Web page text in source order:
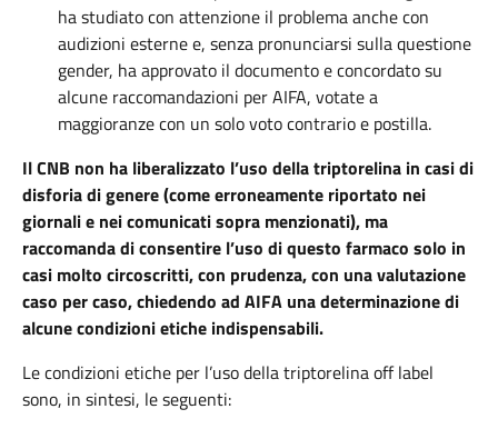
ha studiato con attenzione il problema anche con
audizioni esterne e, senza pronunciarsi sulla questione
gender, ha approvato il documento e concordato su
alcune raccomandazioni per AIFA, votate a
maggioranze con un solo voto contrario e postilla.
Il CNB non ha liberalizzato l’uso della triptorelina in casi di
disforia di genere (come erroneamente riportato nei
giornali e nei comunicati sopra menzionati), ma
raccomanda di consentire l’uso di questo farmaco solo in
casi molto circoscritti, con prudenza, con una valutazione
caso per caso, chiedendo ad AIFA una determinazione di
alcune condizioni etiche indispensabili.
Le condizioni etiche per l’uso della triptorelina off label
sono, in sintesi, le seguenti: